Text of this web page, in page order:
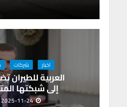
اخبار شركات
العربية للطيران
إلى شبكتها
2025-11-24